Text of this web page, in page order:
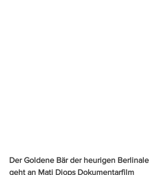
Der Goldene Bär der heurigen Berlinale
geht an Mati Diops Dokumentarfilm